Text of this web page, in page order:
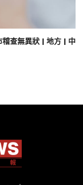
查無異狀 | 地方 | 中